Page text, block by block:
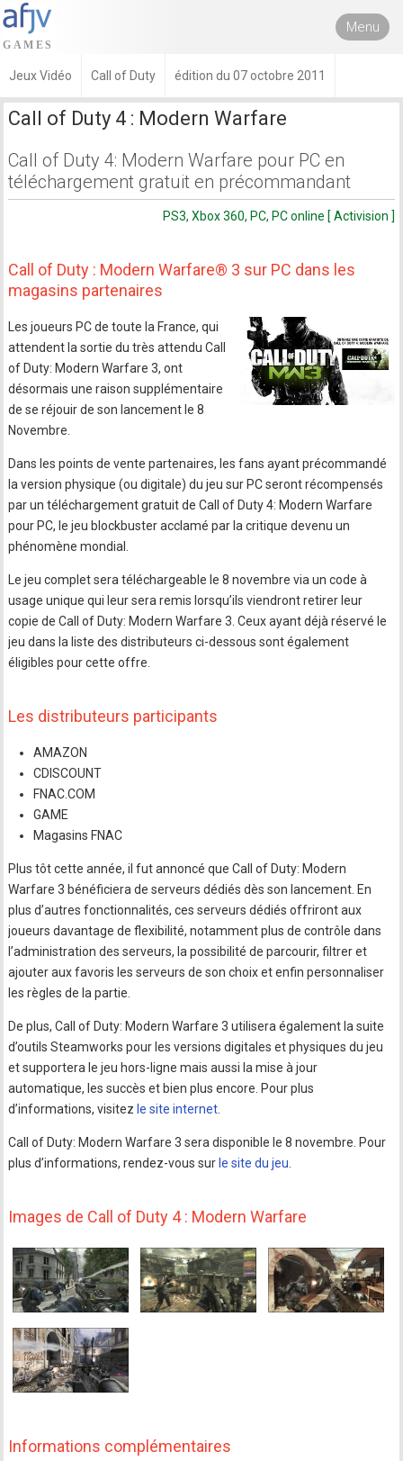
Menu
Jeux Vidéo Call of Duty édition du 07 octobre 2011
Call of Duty 4 : Modern Warfare
Call of Duty 4: Modern Warfare pour PC en
téléchargement gratuit en précommandant
PS3, Xbox 360, PC, PC online [ Activision ]
Call of Duty : Modern Warfare® 3 sur PC dans les
magasins partenaires
Les joueurs PC de toute la France, qui
attendent la sortie du très attendu Call
of Duty: Modern Warfare 3, ont
désormais une raison supplémentaire
de se réjouir de son lancement le 8
Novembre.
Dans les points de vente partenaires, les fans ayant précommandé
la version physique (ou digitale) du jeu sur PC seront récompensés
par un téléchargement gratuit de Call of Duty 4: Modern Warfare
pour PC, le jeu blockbuster acclamé par la critique devenu un
phénomène mondial.
Le jeu complet sera téléchargeable le 8 novembre via un code à
usage unique qui leur sera remis lorsqu’ils viendront retirer leur
copie de Call of Duty: Modern Warfare 3. Ceux ayant déjà réservé le
jeu dans la liste des distributeurs ci-dessous sont également
éligibles pour cette offre.
Les distributeurs participants
AMAZON
CDISCOUNT
FNAC.COM
GAME
Magasins FNAC
Plus tôt cette année, il fut annoncé que Call of Duty: Modern
Warfare 3 bénéficiera de serveurs dédiés dès son lancement. En
plus d’autres fonctionnalités, ces serveurs dédiés offriront aux
joueurs davantage de flexibilité, notamment plus de contrôle dans
l’administration des serveurs, la possibilité de parcourir, filtrer et
ajouter aux favoris les serveurs de son choix et enfin personnaliser
les règles de la partie.
De plus, Call of Duty: Modern Warfare 3 utilisera également la suite
d’outils Steamworks pour les versions digitales et physiques du jeu
et supportera le jeu hors-ligne mais aussi la mise à jour
automatique, les succès et bien plus encore. Pour plus
d’informations, visitez le site internet
Call of Duty: Modern Warfare 3 sera disponible le 8 novembre. Pour
plus d’informations, rendez-vous sur le site du jeu
Images de Call of Duty 4 : Modern Warfare
Informations complémentaires